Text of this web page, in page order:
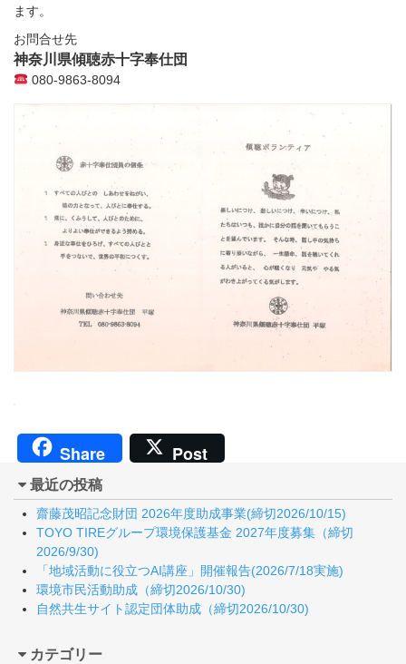
ます。
お問合せ先
神奈川県傾聴赤十字奉仕団
080-9863-8094
Share Post
最近の投稿
齋藤茂昭記念財団 2026年度助成事業(締切2026/10/15)
TOYO TIREグループ環境保護基金 2027年度募集（締切
2026/9/30)
「地域活動に役立つAI講座」開催報告(2026/7/18実施)
環境市民活動助成（締切2026/10/30)
自然共生サイト認定団体助成（締切2026/10/30)
カテゴリー